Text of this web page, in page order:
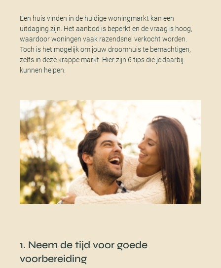
Een huis vinden in de huidige woningmarkt kan een
uitdaging zijn. Het aanbod is beperkt en de vraag is hoog,
waardoor woningen vaak razendsnel verkocht worden.
Toch is het mogelijk om jouw droomhuis te bemachtigen,
zelfs in deze krappe markt. Hier zijn 6 tips die je daarbij
kunnen helpen.
1. Neem de tijd voor goede
voorbereiding